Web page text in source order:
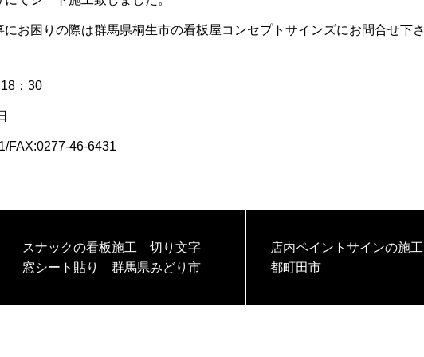
お困りの際は群馬県桐生市の看板屋コンセプトサインズにお問合せ下さ
：30
FAX:0277-46-6431
スナックの看板施工 切り文字
窓シート貼り 群馬県みどり市
店内ペイントサインの施
都町田市